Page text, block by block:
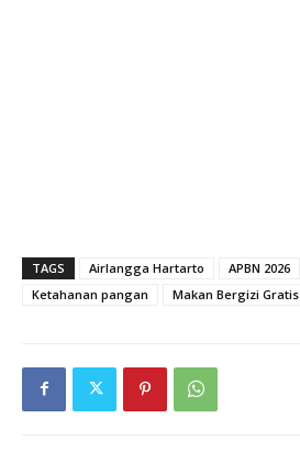
TAGS Airlangga Hartarto APBN 2026
Ketahanan pangan
Makan Bergizi Gratis